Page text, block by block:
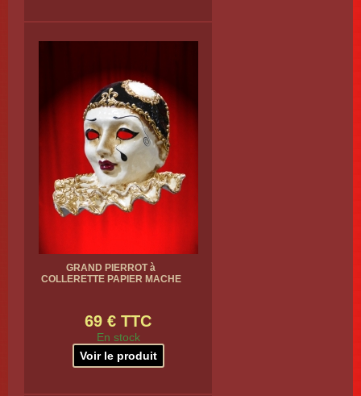
GRAND PIERROT à
COLLERETTE PAPIER MACHE
69 € TTC
En stock
Voir le produit